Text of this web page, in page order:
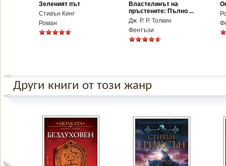
Зеленият път
Стивън Кинг
Роман
Властелинът на
пръстените: Пълно ...
Дж. Р. Р. Толкин
Фентъзи
Други книги от този жанр